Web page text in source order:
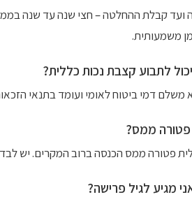
קבלת ההחלטה – חצי שנה עד שנה
משמעותית.
לתבוע קצבת נכות כללית?
משלם דמי ביטוח לאומי ועומד בתנאי
ממס?
פטורה ממס הכנסה ברוב המקרים. יש
מגיע לגיל פרישה?